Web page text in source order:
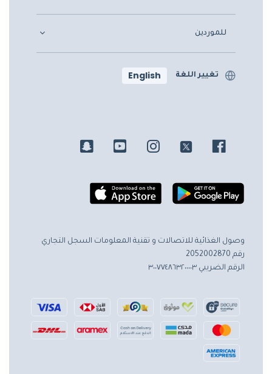
للموردين
تغيير اللغة English
وصول الغذائية للاتصالات و تقنية المعلومات السجل التجاري
رقم 2052002870
الرقم الضريبي ٣٠٠٧٧٤٨٦٣٢٠٠٠٠٣